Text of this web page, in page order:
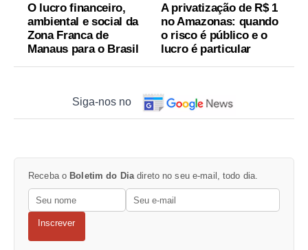
O lucro financeiro,
ambiental e social da
Zona Franca de
Manaus para o Brasil
A privatização de R$ 1
no Amazonas: quando
o risco é público e o
lucro é particular
Siga-nos no
Receba o Boletim do Dia direto no seu e-mail, todo dia.
Inscrever